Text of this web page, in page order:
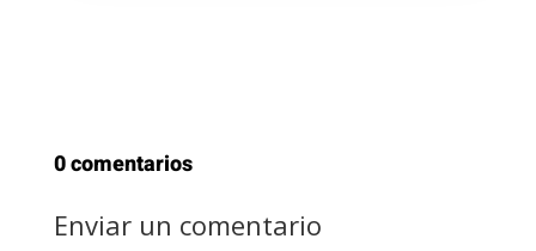
0 comentarios
Enviar un comentario